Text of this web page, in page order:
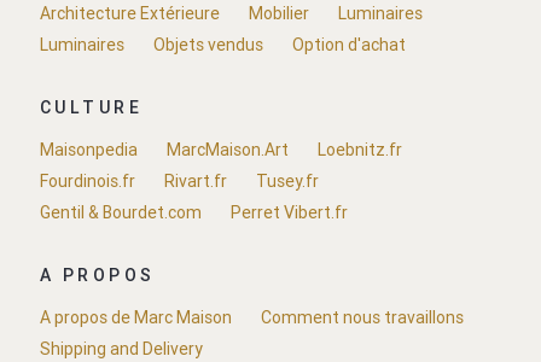
Architecture Extérieure
Mobilier
Luminaires
Luminaires
Objets vendus Option d'achat
CULTURE
Maisonpedia
MarcMaison.Art
Loebnitz.fr
Fourdinois.fr
Rivart.fr
Tusey.fr
Gentil & Bourdet.com
Perret Vibert.fr
A PROPOS
A propos de Marc Maison
Comment nous travaillons
Shipping and Delivery